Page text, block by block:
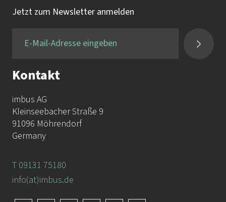
Jetzt zum Newsletter anmelden
Kontakt
imbus AG
Kleinseebacher Straße 9
91096 Möhrendorf
Germany
T 09131 75180
info(at)imbus.de